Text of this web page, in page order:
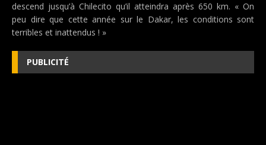
descend jusqu’à Chilecito qu’il atteindra après 650 km. « On
peu dire que cette année sur le Dakar, les conditions sont
terribles et inattendus ! »
PUBLICITÉ